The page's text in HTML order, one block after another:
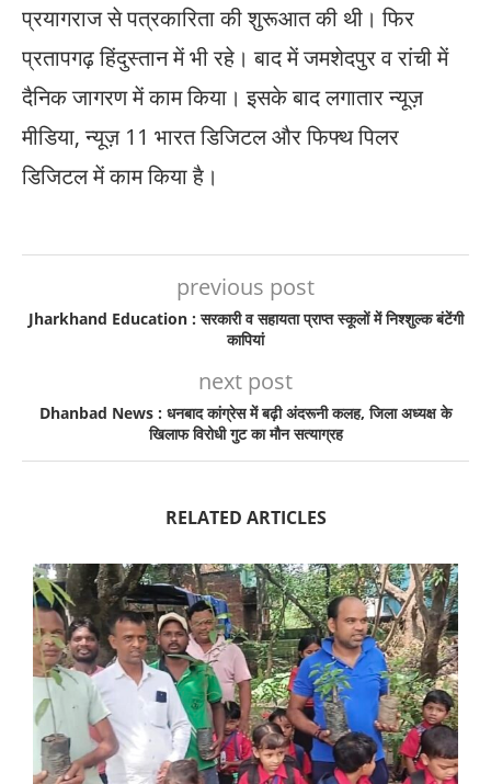
प्रयागराज से पत्रकारिता की शुरूआत की थी। फिर
प्रतापगढ़ हिंदुस्तान में भी रहे। बाद में जमशेदपुर व रांची में
दैनिक जागरण में काम किया। इसके बाद लगातार न्यूज़
मीडिया, न्यूज़ 11 भारत डिजिटल और फिफ्थ पिलर
डिजिटल में काम किया है।
previous post
Jharkhand Education : सरकारी व सहायता प्राप्त स्कूलों में निश्शुल्क बंटेंगी
कापियां
next post
Dhanbad News : धनबाद कांग्रेस में बढ़ी अंदरूनी कलह, जिला अध्यक्ष के
खिलाफ विरोधी गुट का मौन सत्याग्रह
RELATED ARTICLES